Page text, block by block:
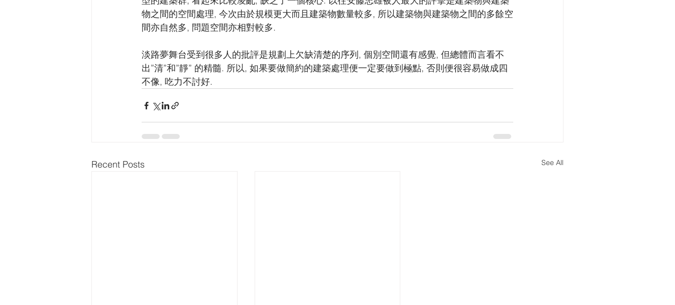
物之間的空間處理, 今次由於規模更大而且建築物數量較多, 所以建築物與建築物之間的多餘空
間亦自然多, 問題空間亦相對較多.
淡路夢舞台受到很多人的批評是規劃上欠缺清楚的序列, 個別空間還有感覺, 但總體而言看不
出”清”和”靜” 的精髓. 所以, 如果要做簡約的建築處理便一定要做到極點, 否則便很容易做成四
不像, 吃力不討好.
Recent Posts See All